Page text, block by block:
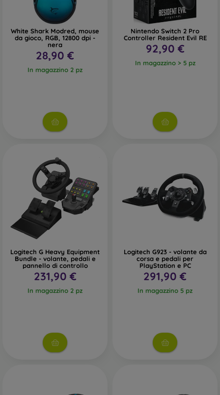
White Shark Modred, mouse
da gioco, RGB, 12800 dpi -
nera
28,90 €
In magazzino 2 pz
Nintendo Switch 2 Pro
Controller Resident Evil RE
92,90 €
In magazzino > 5 pz
Logitech G Heavy Equipment
Bundle - volante, pedali e
pannello di controllo
231,90 €
In magazzino 2 pz
Logitech G923 - volante da
corsa e pedali per
PlayStation e PC
291,90 €
In magazzino 5 pz